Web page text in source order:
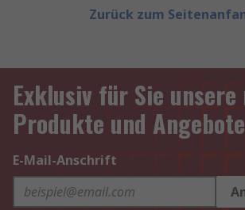
Zurück zum
Exklusiv für Sie unsere
Produkte und Angebote
E-Mail-Anschrift